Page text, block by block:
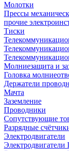
Молотки
Прессы
прочие
Тиски
Молниезащита и
Головка
Держатели
Мачта
Заземление
Проводники
Сопутствующие
Разрядные
Электродвигатели
Электродвигатели